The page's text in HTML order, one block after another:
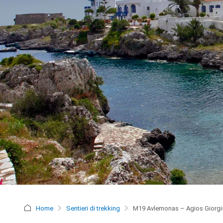
Home Sentieri di trekking M19 Avlemonas – Agios